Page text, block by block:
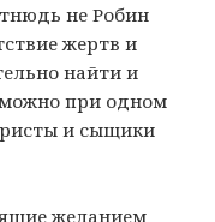
не Робин
жертв и
найти и
при одном
и сыщики
желанием